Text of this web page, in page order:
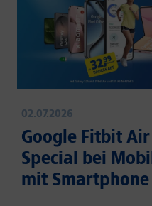
02.07.2026
Google Fitbit Air
Special bei
mit